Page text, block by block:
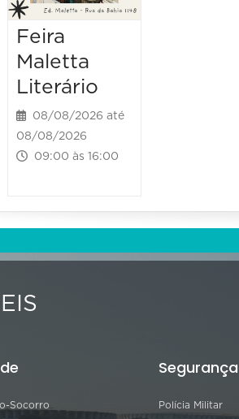
Feira
Maletta
Literário
08/08/2026 até
08/08/2026
09:00 às 16:00
Socorro
Segurança
Polícia Militar